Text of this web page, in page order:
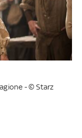
- © Starz